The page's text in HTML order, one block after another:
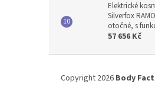
Elektrické
Silverfox
otočné, s
57 656 Kč
Copyright 2026 Body